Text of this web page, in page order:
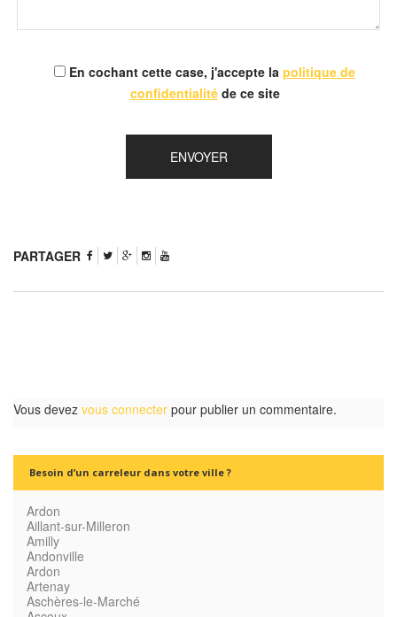
En cochant cette case, j'accepte la politique de
confidentialitéde ce site
PARTAGER
Vous devez vous connecter pour publier un commentaire.
Besoin d’un carreleur dans votre ville ?
Ardon
Aillant-sur-Milleron
Amilly
Andonville
Ardon
Artenay
Aschères-le-Marché